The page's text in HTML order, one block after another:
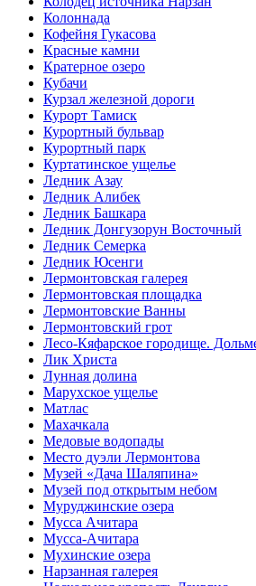
Колоннада
Кофейня Гукасова
Красные камни
Кратерное озеро
Кубачи
Курзал железной дороги
Курорт Тамиск
Курортный бульвар
Курортный парк
Куртатинское ущелье
Ледник Азау
Ледник Алибек
Ледник Башкара
Ледник Донгузорун Восточный
Ледник Семерка
Ледник Юсенги
Лермонтовская галерея
Лермонтовская площадка
Лермонтовские Ванны
Лермонтовский грот
Лесо-Кяфарское городище.
Лик Христа
Лунная долина
Марухское ущелье
Матлас
Махачкала
Медовые водопады
Место дуэли Лермонтова
Музей «Дача Шаляпина»
Музей под открытым небом
Муруджинские озера
Мусса Ачитара
Мусса-Ачитара
Мухинские озера
Нарзанная галерея